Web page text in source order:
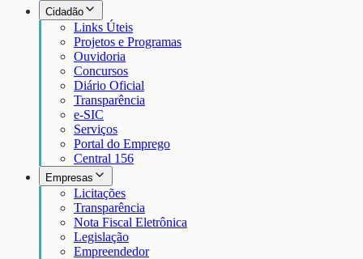
Cidadão
Links Úteis
Projetos e Programas
Ouvidoria
Concursos
Diário Oficial
Transparência
e-SIC
Serviços
Portal do Emprego
Central 156
Empresas
Licitações
Transparência
Nota Fiscal Eletrônica
Legislação
Empreendedor